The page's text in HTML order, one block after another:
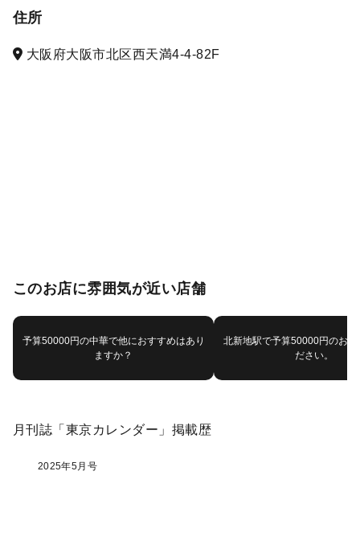
住所
大阪府大阪市北区西天満4-4-82F
このお店に雰囲気が近い店舗
予算50000円の中華で他におすすめはあり
ますか？
北新地駅で予算50000円のお店
ださい。
月刊誌「東京カレンダー」掲載歴
2025年5月号